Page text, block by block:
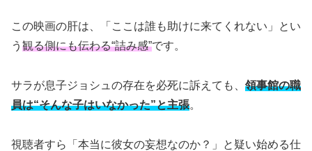
この映画の肝は、「ここは誰も助けに来てくれない」とい
う 観る側にも伝わる“詰み感”です。
サラが息子ジョシュの存在を必死に訴えても、 領事館の職
員は“そんな子はいなかった”と主張。
視聴者すら「本当に彼女の妄想なのか？」と疑い始める仕